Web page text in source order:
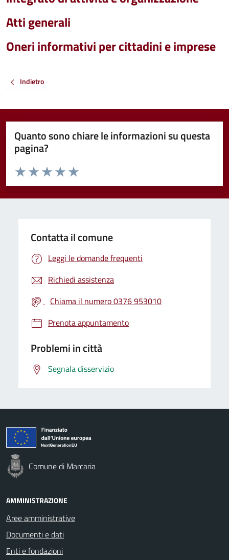
Atti generali
Oneri informativi per cittadini e imprese
Indietro
Quanto sono chiare le informazioni su questa
pagina?
Valuta da 1 a 5 stelle la pagina
Valuta 5 stelle su 5
Valuta 4 stelle su 5
Valuta 3 stelle su 5
Valuta 2 stelle su 5
Valuta 1 stelle su 5
Contatta il comune
Leggi le domande frequenti
Richiedi assistenza
Chiama il numero 0376 953010
Prenota appuntamento
Problemi in città
Segnala disservizio
Comune di Marcaria
AMMINISTRAZIONE
Aree amministrative
Documenti e dati
Enti e fondazioni